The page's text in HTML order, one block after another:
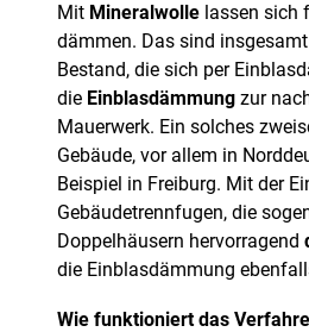
Mit Mineralwolle lassen sich
dämmen. Das sind
Bestand, die sich per
die Einblasdämmung zur
Mauerwerk. Ein solches
Gebäude, vor allem in
Beispiel in Freiburg. Mit der
Gebäudetrennfugen, die
Doppelhäusern hervorragend
die Einblasdämmung
Wie funktioniert das